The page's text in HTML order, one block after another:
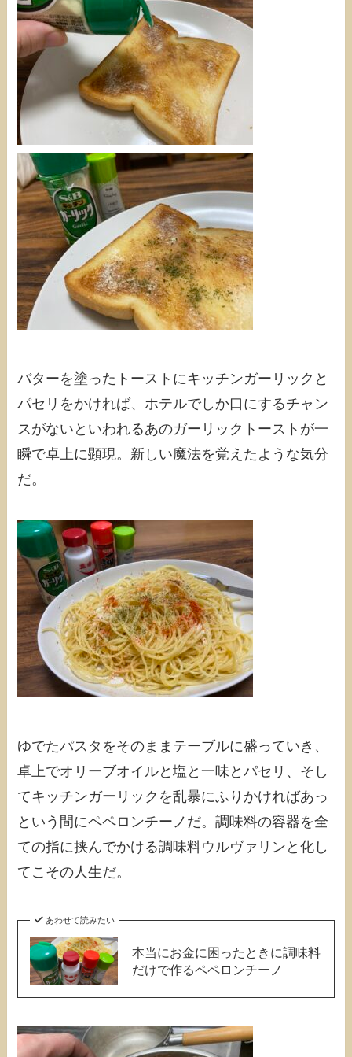
バターを塗ったトーストにキッチンガーリックと
パセリをかければ、ホテルでしか口にするチャン
スがないといわれるあのガーリックトーストが一
瞬で卓上に顕現。新しい魔法を覚えたような気分
だ。
ゆでたパスタをそのままテーブルに盛っていき、
卓上でオリーブオイルと塩と一味とパセリ、そし
てキッチンガーリックを乱暴にふりかければあっ
という間にペペロンチーノだ。調味料の容器を全
ての指に挟んでかける調味料ウルヴァリンと化し
てこその人生だ。
あわせて読みたい
本当にお金に困ったときに調味料
だけで作るペペロンチーノ